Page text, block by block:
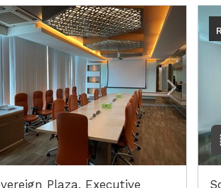
Next2
Plaza, Executive